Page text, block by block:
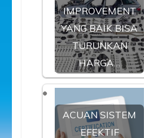
IMPROVEMENT
YANG BAIK BISA
TURUNKAN
HARGA…
ACUAN SISTEM
EFEKTIF